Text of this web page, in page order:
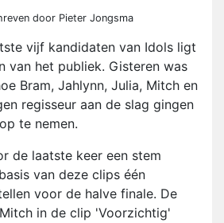
door Pieter Jongsma
vijf kandidaten van Idols ligt
van het publiek. Gisteren was
Bram, Jahlynn, Julia, Mitch en
regisseur aan de slag gingen
te nemen.
de laatste keer een stem
van deze clips één
voor de halve finale. De
in de clip 'Voorzichtig'